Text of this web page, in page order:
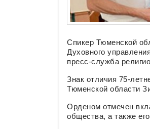
Спикер Тюменской
Духовного
пресс-служба
Знак отличия 75-
Тюменской области
Орденом отмечен
общества, а также